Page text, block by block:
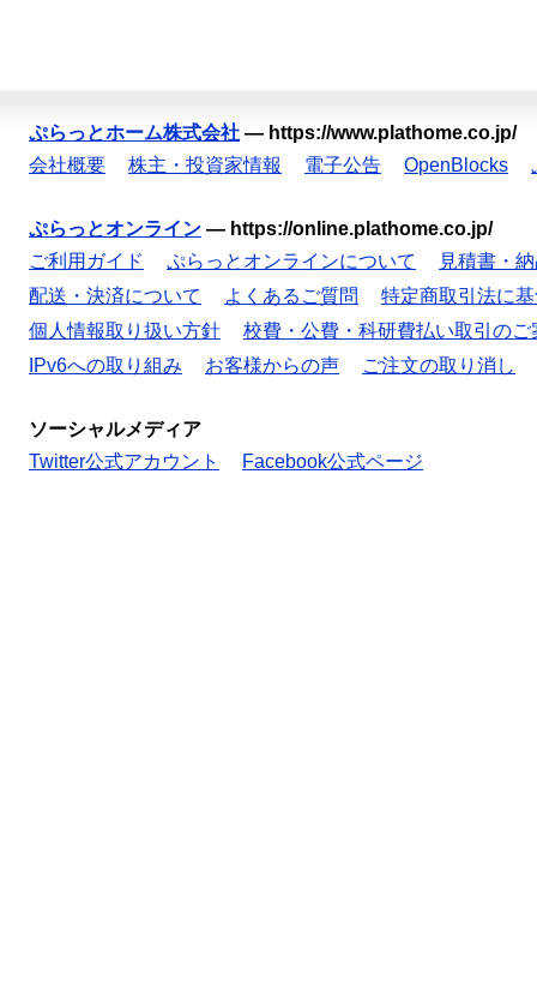
ぷらっとホーム株式会社 — https://www.plathome.co.jp/
会社概要
株主・投資家情報 電子公告 OpenBlocks
ぷらっとオンライン — https://online.plathome.co.jp/
ご利用ガイド
ぷらっとオンラインについて
見積書・
配送・決済について
よくあるご質問
特定商取引法に
個人情報取り扱い方針
校費・公費・科研費払い取引のご
IPv6への取り組み
お客様からの声 ご注文の取り消し
ソーシャルメディア
Twitter公式アカウント
Facebook公式ページ